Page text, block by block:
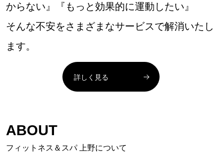
からない』『もっと効果的に運動したい』
そんな不安をさまざまなサービスで解消いたし
ます。
詳しく見る
ABOUT
フィットネス＆スパ 上野について